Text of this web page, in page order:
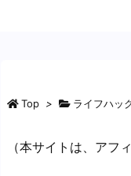
Top > ライフハッ
（本サイトは、アフ